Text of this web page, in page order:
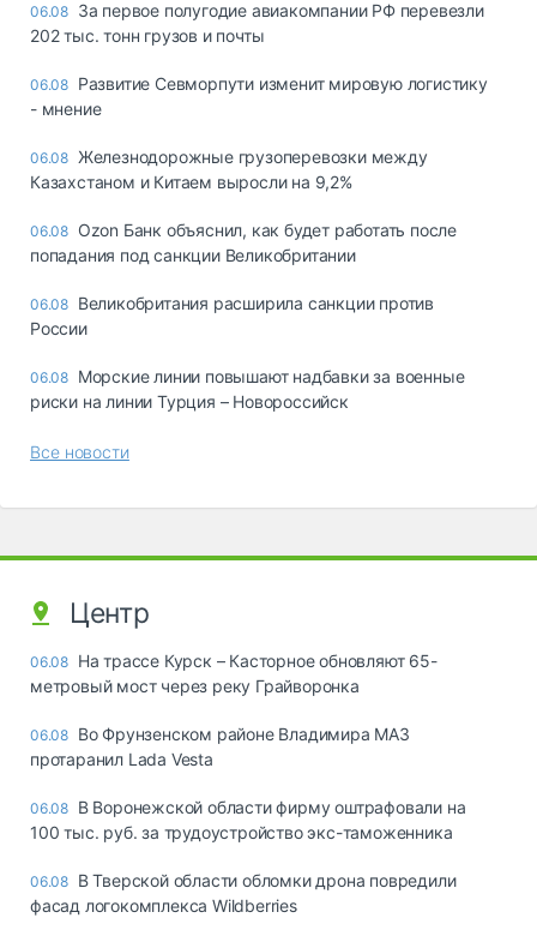
06.08 За первое полугодие авиакомпании РФ перевезли
202 тыс. тонн грузов и почты
06.08 Развитие Севморпути изменит мировую логистику
- мнение
06.08 Железнодорожные грузоперевозки между
Казахстаном и Китаем выросли на 9,2%
06.08 Ozon Банк объяснил, как будет работать после
попадания под санкции Великобритании
06.08 Великобритания расширила санкции против
России
06.08 Морские линии повышают надбавки за военные
риски на линии Турция – Новороссийск
Все новости
Центр
06.08 На трассе Курск – Касторное обновляют 65-
метровый мост через реку Грайворонка
06.08 Во Фрунзенском районе Владимира МАЗ
протаранил Lada Vesta
06.08 В Воронежской области фирму оштрафовали на
100 тыс. руб. за трудоустройство экс-таможенника
06.08 В Тверской области обломки дрона повредили
фасад логокомплекса Wildberries